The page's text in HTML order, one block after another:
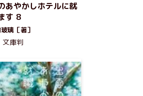
あやかしホテルに就
す 8
璃［著］
文庫判